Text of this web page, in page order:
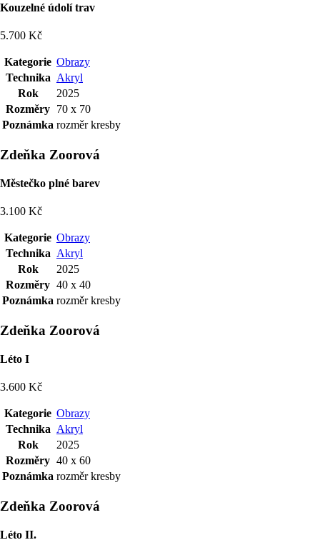
Kouzelné údolí trav
5.700 Kč
Kategorie Obrazy
Technika Akryl
Rok
2025
Rozměry 70 x 70
Poznámka rozměr kresby
Zdeňka Zoorová
Městečko plné barev
3.100 Kč
Kategorie Obrazy
Technika Akryl
Rok
2025
Rozměry 40 x 40
Poznámka rozměr kresby
Zdeňka Zoorová
Léto I
3.600 Kč
Kategorie Obrazy
Technika Akryl
Rok
2025
Rozměry 40 x 60
Poznámka rozměr kresby
Zdeňka Zoorová
Léto II.